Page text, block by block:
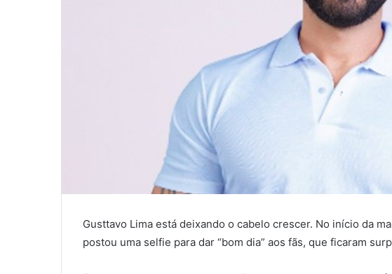
Gusttavo Lima está deixando o cabelo crescer. No início da
postou uma selfie para dar “bom dia” aos fãs, que ficaram